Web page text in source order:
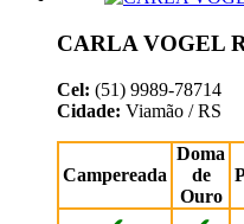
CARLA VOGEL
Cel: (51) 9989-78714
Cidade: Viamão / RS
Campereada
Doma
de
Ouro